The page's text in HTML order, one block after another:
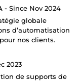
- Since Nov 2024
globale
d’automatisation
nos clients.
2023
de supports de